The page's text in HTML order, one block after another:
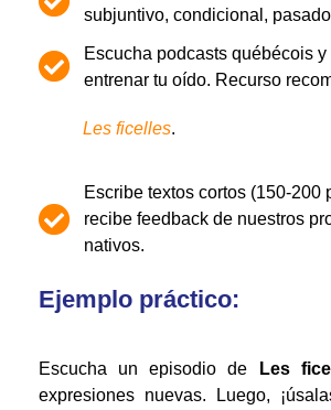
subjuntivo, condicional,
Escucha podcasts québécois
entrenar tu oído. Recurso
Les ficelles.
Escribe textos cortos (150-200
recibe feedback de nuestros
nativos.
Ejemplo práctico:
Escucha un episodio de Les
expresiones nuevas. Luego,